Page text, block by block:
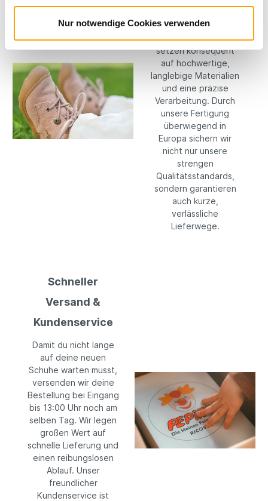
Nur notwendige Cookies verwenden
wir keine
Kompromisse: Wir
setzen konsequent
auf hochwertige,
langlebige Materialien
und eine präzise
Verarbeitung. Durch
unsere Fertigung
überwiegend in
Europa sichern wir
nicht nur unsere
strengen
Qualitätsstandards,
sondern garantieren
auch kurze,
verlässliche
Lieferwege.
Schneller
Versand &
Kundenservice
Damit du nicht lange
auf deine neuen
Schuhe warten musst,
versenden wir deine
Bestellung bei Eingang
bis 13:00 Uhr noch am
selben Tag. Wir legen
großen Wert auf
schnelle Lieferung und
einen reibungslosen
Ablauf. Unser
freundlicher
Kundenservice ist